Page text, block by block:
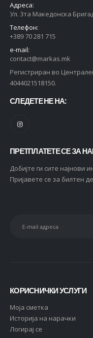
Адреса:
Ул. 3та Македонска
Телефон:
+389 70 281 715
e-mail:
contact@markas.mk
Регистриран во
4044021518150.
СЛЕДЕТЕ НЕ НА:
ПРЕТПЛАТЕТЕ СЕ ЗА
Добијте ги сите најнови
Пријавете се за билтен
КОРИСНИЧКИ УСЛУГИ
Moja сметка
Историја на нарачки
Логирај се